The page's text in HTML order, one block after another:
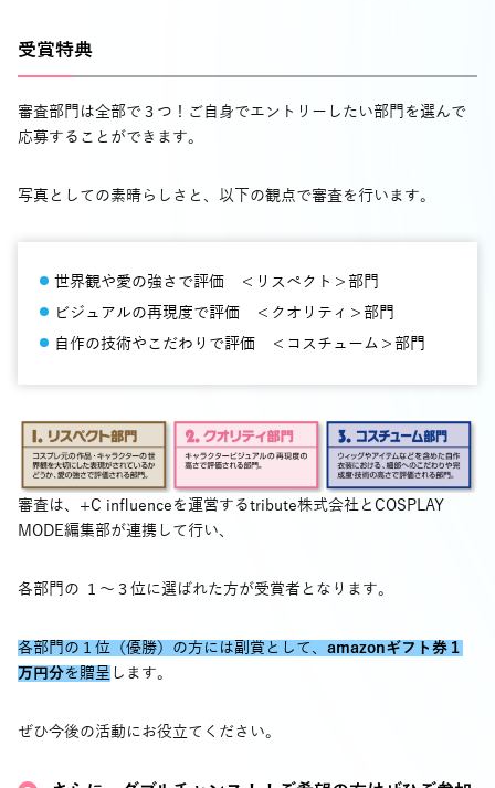
受賞特典
審査部門は全部で３つ！ご自身でエントリーしたい部門を選んで
応募することができます。
写真としての素晴らしさと、以下の観点で審査を行います。
世界観や愛の強さで評価 ＜リスペクト＞部門
ビジュアルの再現度で評価 ＜クオリティ＞部門
自作の技術やこだわりで評価 ＜コスチューム＞部門
審査は、+C influenceを運営するtribute株式会社とCOSPLAY
MODE編集部が連携して行い、
各部門の １〜３位に選ばれた方が受賞者となります。
各部門の１位（優勝）の方には副賞として、 amazonギフト券１
万円分を贈呈 します。
ぜひ今後の活動にお役立てください。